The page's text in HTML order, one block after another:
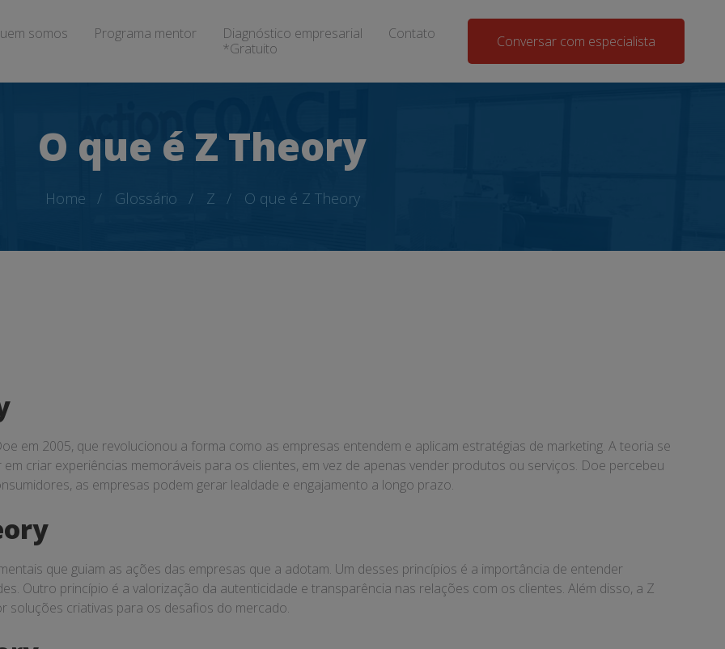
somos Programa mentor
Diagnóstico empresarial
*Gratuito
Contato Conversar com especialista
O que é Z Theory
Home Glossário Z O que é Z Theory
em 2005, que revolucionou a forma como as empresas entendem e aplicam estratégias de marketing. A teoria se
criar experiências memoráveis para os clientes, em vez de apenas vender produtos ou serviços. Doe percebeu
as empresas podem gerar lealdade e engajamento a longo prazo.
que guiam as ações das empresas que a adotam. Um desses princípios é a importância de entender
Outro princípio é a valorização da autenticidade e transparência nas relações com os clientes. Além disso, a Z
soluções criativas para os desafios do mercado.